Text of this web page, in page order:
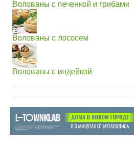
Волованы с печенкой и грибами
Волованы с лососем
Волованы с индейкой